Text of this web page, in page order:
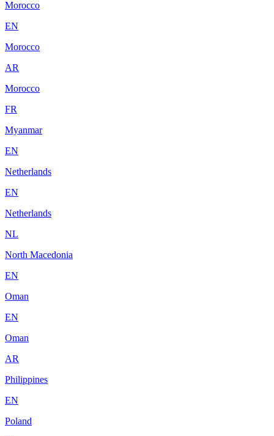
Morocco
EN
Morocco
AR
Morocco
FR
Myanmar
EN
Netherlands
EN
Netherlands
NL
North Macedonia
EN
Oman
EN
Oman
AR
Philippines
EN
Poland